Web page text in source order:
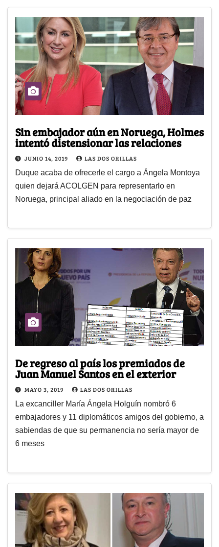
Sin embajador aún en Noruega, Holmes
intentó distensionar las relaciones
JUNIO 14, 2019 LAS DOS ORILLAS
Duque acaba de ofrecerle el cargo a Ángela Montoya
quien dejará ACOLGEN para representarlo en
Noruega, principal aliado en la negociación de paz
De regreso al país los premiados de
Juan Manuel Santos en el exterior
MAYO 3, 2019 LAS DOS ORILLAS
La excanciller María Ángela Holguín nombró 6
embajadores y 11 diplomáticos amigos del gobierno, a
sabiendas de que su permanencia no sería mayor de
6 meses